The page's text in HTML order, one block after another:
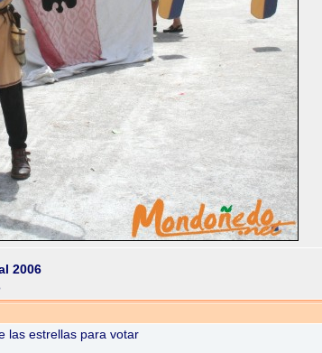
2006
las estrellas para votar